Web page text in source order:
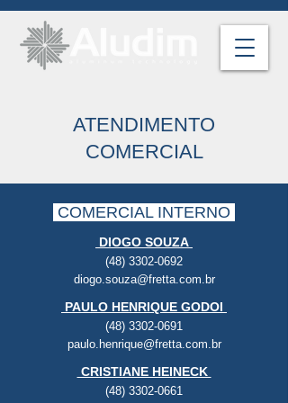
ATENDIMENTO
COMERCIAL
COMERCIAL INTERNO
DIOGO SOUZA
(48) 3302-0692
diogo.souza@fretta.com.br
PAULO HENRIQUE GODOI
(48) 3302-0691
paulo.henrique@fretta.com.br
CRISTIANE HEINECK
(48) 3302-0661